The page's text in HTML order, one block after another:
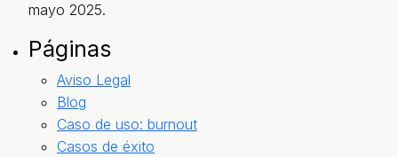
mayo 2025.
Páginas
Aviso Legal
Blog
Caso de uso: burnout
Casos de éxito